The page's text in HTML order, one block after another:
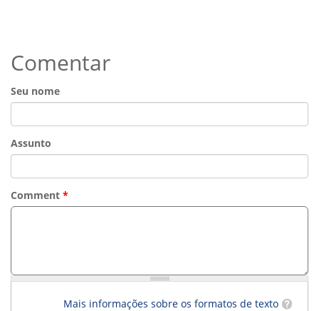
Comentar
Seu nome
Assunto
Comment *
Mais informações sobre os formatos de texto